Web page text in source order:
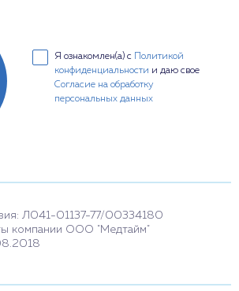
Я ознакомлен(а) с
Политикой
конфиденциальности и даю свое
Согласие на обработку
персональных данных
Л041-01137-77/00334180
компании ООО "Медтайм"